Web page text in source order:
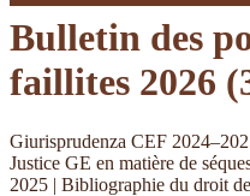
Bulletin des
faillites 2026
Giurisprudenza CEF
Justice GE en matière de
2025 | Bibliographie du droit